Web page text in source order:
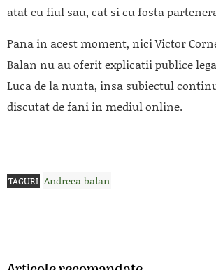
atat cu fiul sau, cat si cu fosta
Pana in acest moment, nici Victor
Balan nu au oferit explicatii publice
Luca de la nunta, insa subiectul
discutat de fani in mediul online.
TAGURI Andreea balan